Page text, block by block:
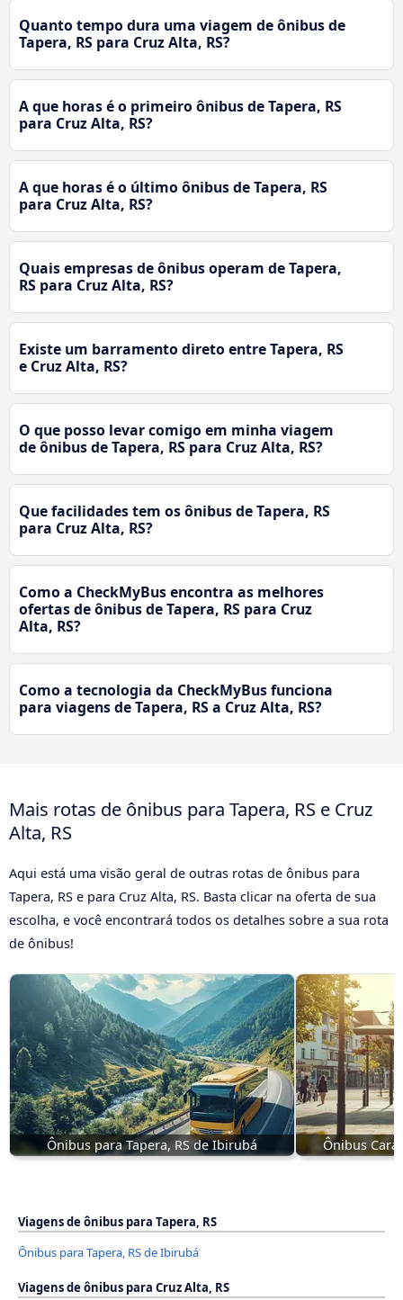
Quanto tempo dura uma viagem de ônibus de
Tapera, RS para Cruz Alta, RS?
A que horas é o primeiro ônibus de Tapera, RS
para Cruz Alta, RS?
A que horas é o último ônibus de Tapera, RS
para Cruz Alta, RS?
Quais empresas de ônibus operam de Tapera,
RS para Cruz Alta, RS?
Existe um barramento direto entre Tapera, RS
e Cruz Alta, RS?
O que posso levar comigo em minha viagem
de ônibus de Tapera, RS para Cruz Alta, RS?
Que facilidades tem os ônibus de Tapera, RS
para Cruz Alta, RS?
Como a CheckMyBus encontra as melhores
ofertas de ônibus de Tapera, RS para Cruz
Alta, RS?
Como a tecnologia da CheckMyBus funciona
para viagens de Tapera, RS a Cruz Alta, RS?
Mais rotas de ônibus para Tapera, RS e Cruz
Alta, RS
Aqui está uma visão geral de outras rotas de ônibus para
Tapera, RS e para Cruz Alta, RS. Basta clicar na oferta de sua
escolha, e você encontrará todos os detalhes sobre a sua rota
de ônibus!
Ônibus para Tapera, RS de Ibirubá Ônibus
Viagens de ônibus para Tapera, RS
Ônibus para Tapera, RS de Ibirubá
Viagens de ônibus para Cruz Alta, RS